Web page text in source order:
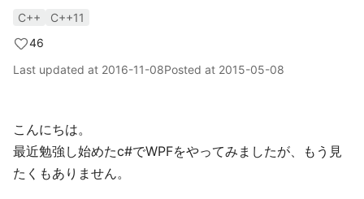
C++
C++11
46
Last updated at 2016-11-08Posted at 2015-05-08
こんにちは。
最近勉強し始めたc#でWPFをやってみましたが、もう見
たくもありません。